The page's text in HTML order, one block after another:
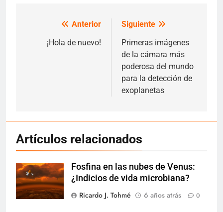
Navegación
Anterior
¡Hola de nuevo!
Siguiente
Primeras imágenes
de la cámara más
poderosa del mundo
para la detección de
exoplanetas
Artículos relacionados
Fosfina en las nubes de Venus:
¿Indicios de vida microbiana?
Ricardo J. Tohmé
6 años atrás 0